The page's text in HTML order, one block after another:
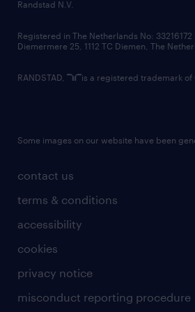
contact us
terms & conditions
accessibility
cookies
privacy notice
misconduct reporting procedure
Randstad N.V.
Registered in The Netherlands No:
Diemermere 25, 1112 TC Diemen, The
RANDSTAD, is a registered trademark of
Some images on our website have been